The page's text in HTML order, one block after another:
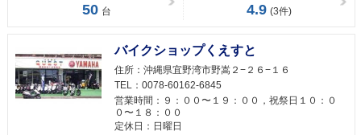
50 台 4.9 (3件)
バイクショップくえすと
住所： 沖縄県宜野湾市野嵩２−２６−１６
TEL： 0078-60162-6845
営業時間： ９：００〜１９：００，祝祭日１０：０
０〜１８：００
定休日： 日曜日